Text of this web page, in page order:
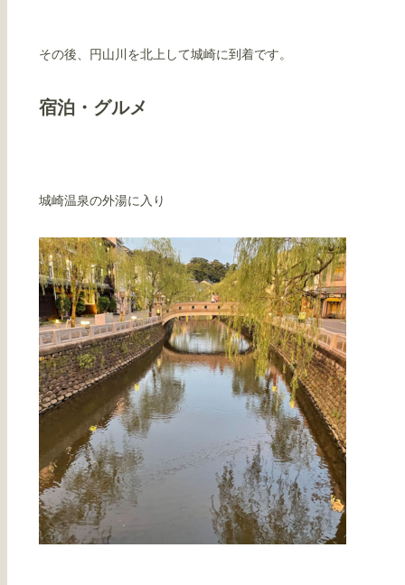
その後、円山川を北上して城崎に到着です。
宿泊・グルメ
城崎温泉の外湯に入り